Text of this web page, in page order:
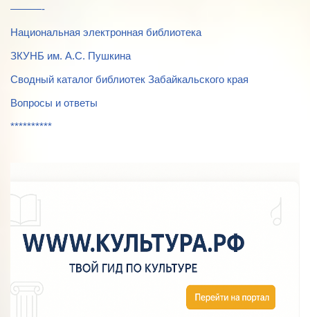
———-
Национальная электронная библиотека
ЗКУНБ им. А.С. Пушкина
Сводный каталог библиотек Забайкальского края
Вопросы и ответы
**********